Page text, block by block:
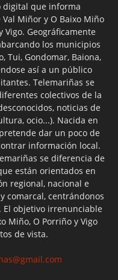
digital que informa
Miñor y O Baixo Miño
Vigo. Geográficamente
los municipios
Tui, Gondomar, Baiona,
así a un público
Telemariñas se
colectivos de la
noticias de
ocio...). Nacida en
dar un poco de
información local.
se diferencia de
están orientados en
regional, nacional e
comarcal, centrándonos
El objetivo irrenunciable
Miño, O Porriño y Vigo
de vista.